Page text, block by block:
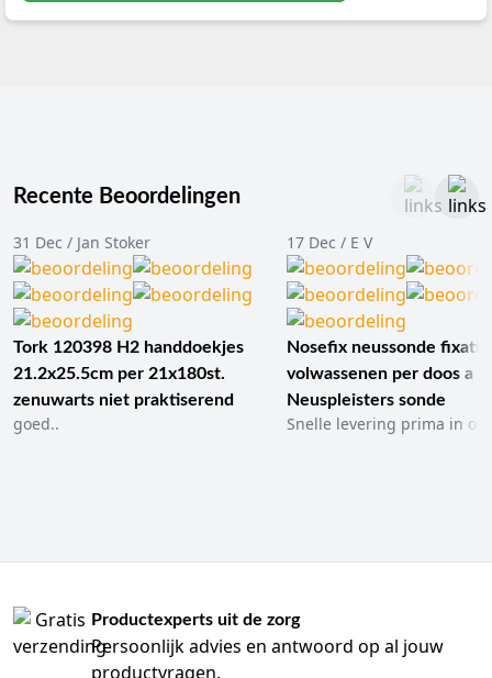
Recente Beoordelingen
31 Dec / Jan Stoker
Tork 120398 H2 handdoekjes
21.2x25.5cm per 21x180st.
zenuwarts niet praktiserend
goed..
17 Dec / E V
Nosefix neussonde
volwassenen per doos a
Neuspleisters sonde
Snelle levering prima in
Productexperts uit de zorg
Persoonlijk advies en antwoord op al jouw
productvragen.